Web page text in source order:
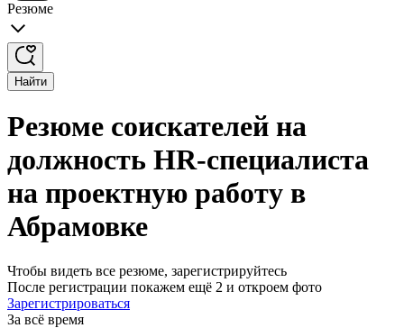
Резюме
Найти
Резюме соискателей на
должность HR-специалиста
на проектную работу в
Абрамовке
Чтобы видеть все резюме, зарегистрируйтесь
После регистрации покажем ещё 2 и откроем фото
Зарегистрироваться
За всё время